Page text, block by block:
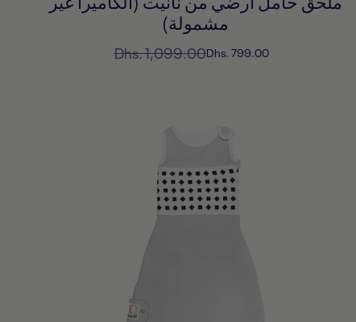
مشمولة)
السعر
Dhs. 799.00السعر
Dhs. 1,099.00